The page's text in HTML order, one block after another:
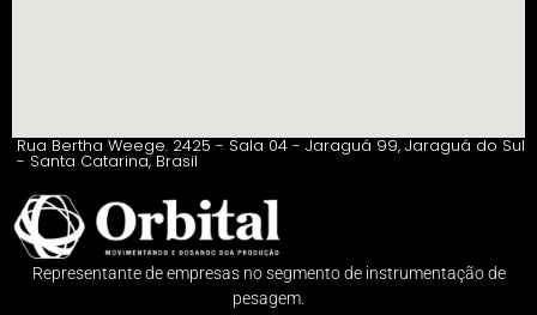
Rua Bertha Weege. 2425 - Sala 04 - Jaraguá 99, Jaraguá do Sul
- Santa Catarina, Brasil
Representante de empresas no segmento de instrumentação de
pesagem.